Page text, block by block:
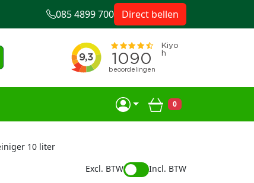
Winkelwagen
0
085 4899 700 Direct bellen
10 liter
Excl. BTW
Incl. BTW